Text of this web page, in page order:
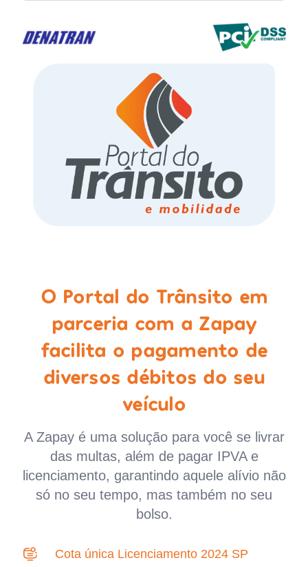
O Portal do Trânsito em
parceria com a Zapay
facilita o pagamento de
diversos débitos do seu
veículo
A Zapay é uma solução para você se livrar
das multas, além de pagar IPVA e
licenciamento, garantindo aquele alívio não
só no seu tempo, mas também no seu
bolso.
Cota única Licenciamento 2024 SP